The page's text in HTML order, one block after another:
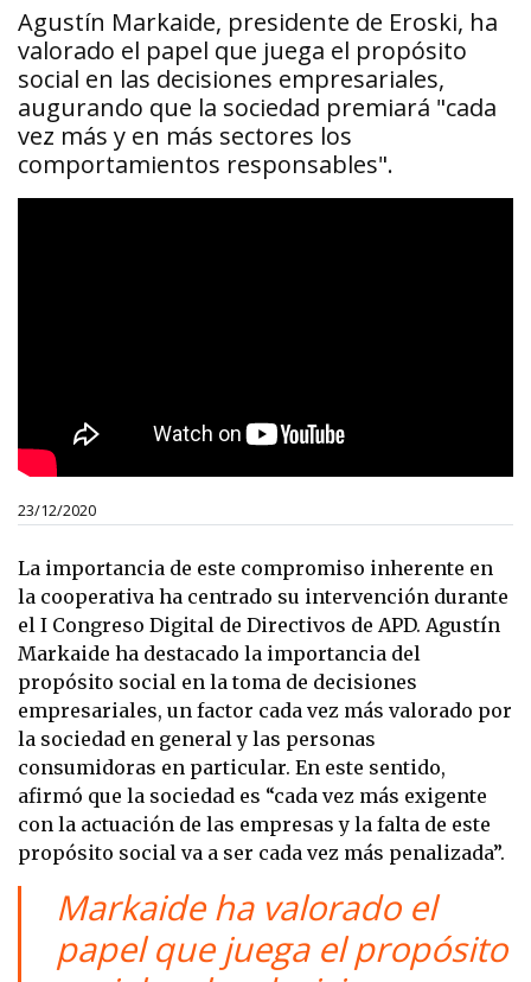
Agustín Markaide, presidente de Eroski, ha
valorado el papel que juega el propósito
social en las decisiones empresariales,
augurando que la sociedad premiará "cada
vez más y en más sectores los
comportamientos responsables".
23/12/2020
La importancia de este compromiso inherente en
la cooperativa ha centrado su intervención durante
el I Congreso Digital de Directivos de APD. Agustín
Markaide ha destacado la importancia del
propósito social en la toma de decisiones
empresariales, un factor cada vez más valorado por
la sociedad en general y las personas
consumidoras en particular. En este sentido,
afirmó que la sociedad es “cada vez más exigente
con la actuación de las empresas y la falta de este
propósito social va a ser cada vez más penalizada”.
Markaide ha valorado el
papel que juega el propósito